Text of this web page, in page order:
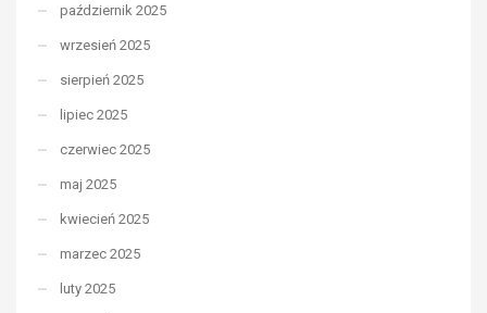
październik 2025
wrzesień 2025
sierpień 2025
lipiec 2025
czerwiec 2025
maj 2025
kwiecień 2025
marzec 2025
luty 2025